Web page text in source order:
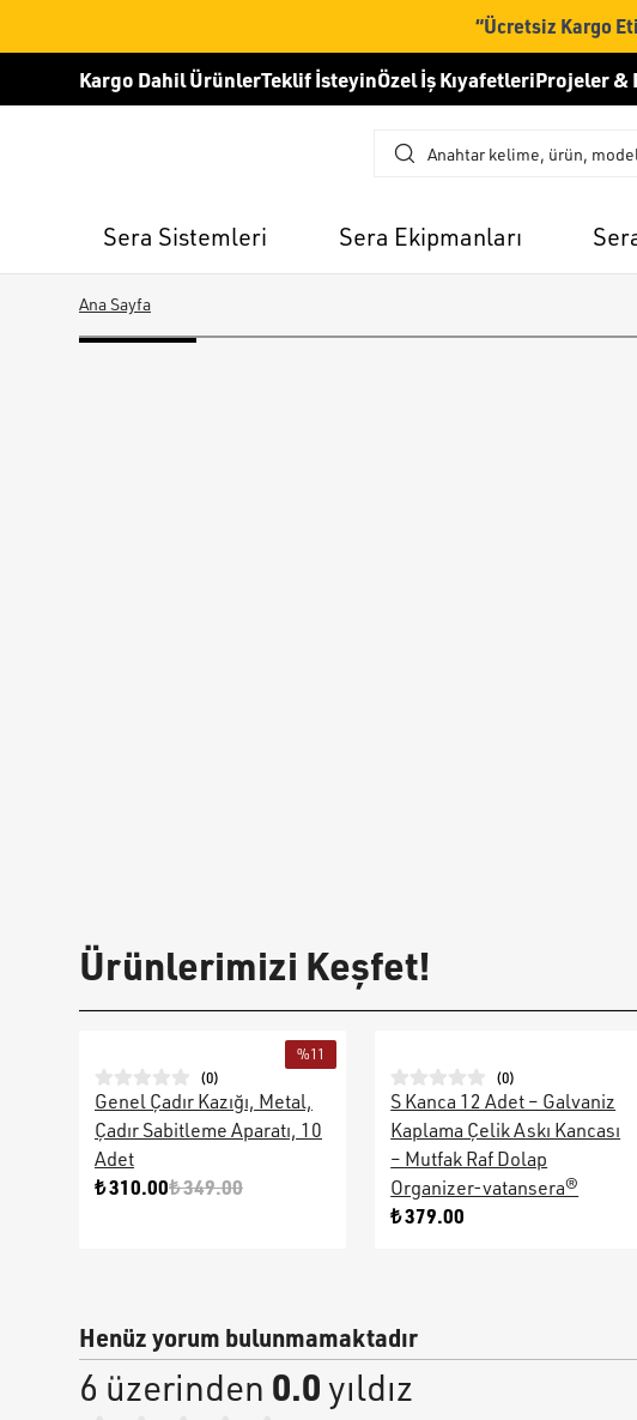
“Ücretsiz Kargo
Kargo Dahil ÜrünlerTeklif İsteyinÖzel İş KıyafetleriProjeler &
Sera Sistemleri Sera Ekipmanları
Ana Sayfa
Ürünlerimizi Keşfet!
%11
(0)
Genel Çadır Kazığı, Metal,
Çadır Sabitleme Aparatı, 10
Adet
₺ 310.00₺ 349.00
(0)
S Kanca 12 Adet – Galvaniz
Kaplama Çelik Askı Kancası
– Mutfak Raf Dolap
Organizer-vatansera®
₺ 379.00
Henüz yorum bulunmamaktadır
6 üzerinden 0.0yıldız